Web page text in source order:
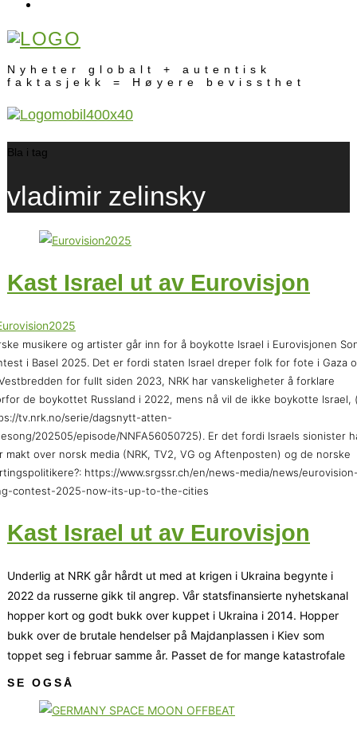
Nyheter globalt + autentisk
faktasjekk = Høyere bevissthet
Bla i tag
vladimir zelinsky
Kast Israel ut av Eurovisjon
musikere og artister går inn for å boykotte Israel i Eurovisjonen
i Basel 2025. Det er fordi staten Israel dreper folk for fote i Gaza
for fullt siden 2023, NRK har vanskeligheter å forklare
de boykottet Russland i 2022, mens nå vil de ikke boykotte Israel,
tv.nrk.no/serie/dagsnytt-atten-
202505/episode/NNFA56050725). Er det fordi Israels sionister
makt over norsk media (NRK, TV2, VG og Aftenposten) og de norske
https://www.srgssr.ch/en/news-media/news/
contest-2025-now-its-up-to-the-cities
Kast Israel ut av Eurovisjon
Underlig at NRK går hårdt ut med at krigen i Ukraina begynte i
2022 da russerne gikk til angrep. Vår statsfinansierte nyhetskanal
hopper kort og godt bukk over kuppet i Ukraina i 2014. Hopper
bukk over de brutale hendelser på Majdanplassen i Kiev som
toppet seg i februar samme år. Passet de for mange katastrofale
SE OGSÅ